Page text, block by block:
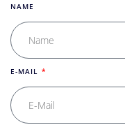
NAME
E-MAIL